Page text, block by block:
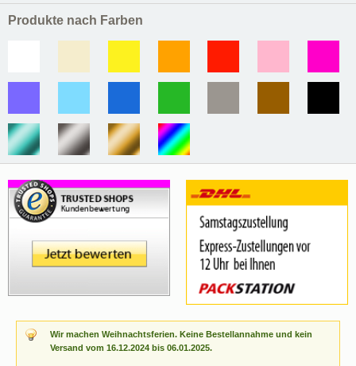
Wir machen Weihnachtsferien. Keine Bestellannahme und kein
Versand vom 16.12.2024 bis 06.01.2025.
Produkte nach Farben